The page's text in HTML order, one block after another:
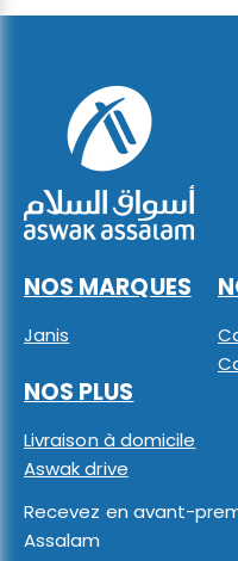
NOS MARQUES
Janis
NOS PLUS
Livraison à domicile
Aswak drive
Recevez en avant-
Assalam